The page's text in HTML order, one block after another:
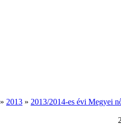
» 2013 » 2013/2014-es évi Megyei